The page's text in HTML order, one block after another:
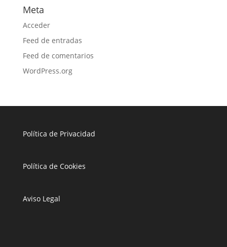
Meta
Acceder
Feed de entradas
Feed de comentarios
WordPress.org
Política de Privacidad
Política de Cookies
Aviso Legal